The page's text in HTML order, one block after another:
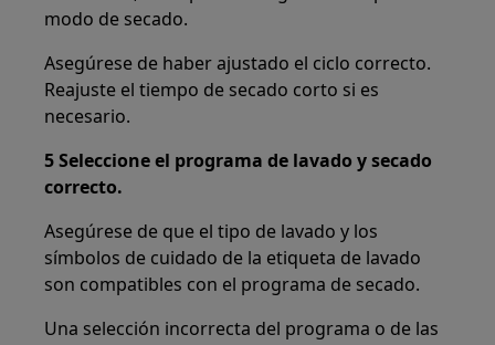
modo de secado.
Asegúrese de haber ajustado el ciclo correcto.
Reajuste el tiempo de secado corto si es
necesario.
5 Seleccione el programa de lavado y secado
correcto.
Asegúrese de que el tipo de lavado y los
símbolos de cuidado de la etiqueta de lavado
son compatibles con el programa de secado.
Una selección incorrecta del programa o de las